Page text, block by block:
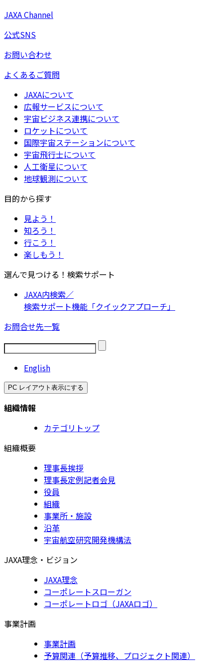
JAXA Channel
公式SNS
お問い合わせ
よくあるご質問
JAXAについて
広報サービスについて
宇宙ビジネス連携について
ロケットについて
国際宇宙ステーションについて
宇宙飛行士について
人工衛星について
地球観測について
目的から探す
見よう！
知ろう！
行こう！
楽しもう！
選んで見つける！検索サポート
JAXA内検索／
検索サポート機能「クイックアプローチ」
お問合せ先一覧
English
PC レイアウト表示にする
組織情報
カテゴリトップ
組織概要
理事長挨拶
理事長定例記者会見
役員
組織
事業所・施設
沿革
宇宙航空研究開発機構法
JAXA理念・ビジョン
JAXA理念
コーポレートスローガン
コーポレートロゴ（JAXAロゴ）
事業計画
事業計画
予算関連（予算推移、プロジェクト関連）